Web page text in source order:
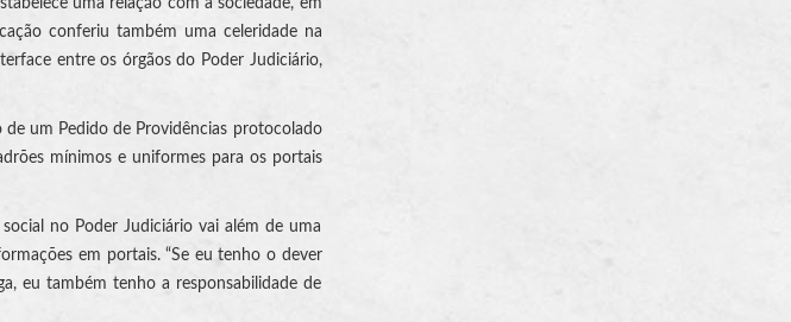
conferiu também uma celeridade na
entre os órgãos do Poder Judiciário,
um Pedido de Providências protocolado
mínimos e uniformes para os portais
no Poder Judiciário vai além de uma
em portais. “Se eu tenho o dever
eu também tenho a responsabilidade de